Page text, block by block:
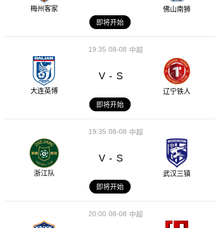
梅州客家
佛山南狮
即将开始
08-08
19:35 中超
大连英博
V - S
辽宁铁人
即将开始
08-08
19:35 中超
浙江队
V - S
武汉三镇
即将开始
08-08
20:00 中超